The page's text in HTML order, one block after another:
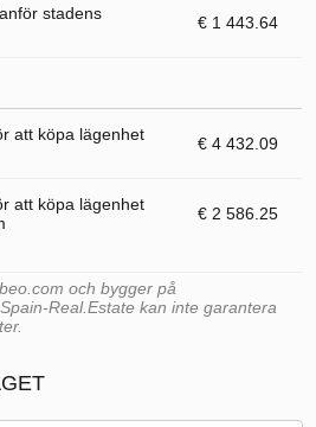
stadens
€ 1 443.64
att köpa lägenhet
€ 4 432.09
att köpa lägenhet
€ 2 586.25
och bygger på
Real.Estate kan inte garantera